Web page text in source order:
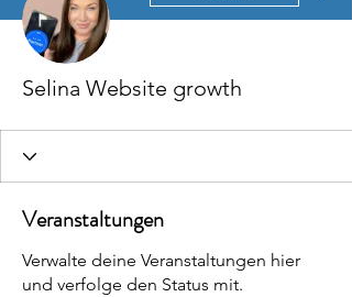
Selina Website growth
Veranstaltungen
Verwalte deine Veranstaltungen hier
und verfolge den Status mit.